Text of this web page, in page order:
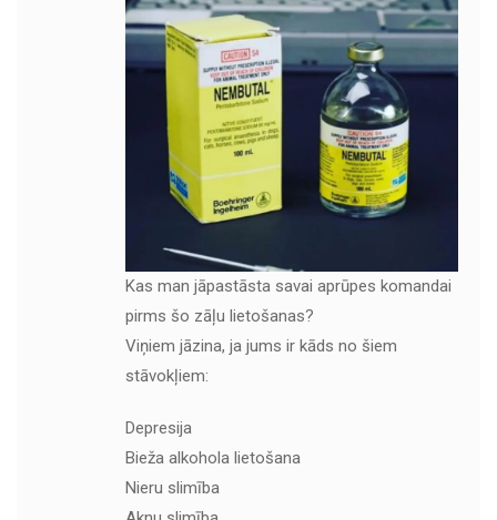
Kas man jāpastāsta savai aprūpes komandai
pirms šo zāļu lietošanas?
Viņiem jāzina, ja jums ir kāds no šiem
stāvokļiem:
Depresija
Bieža alkohola lietošana
Nieru slimība